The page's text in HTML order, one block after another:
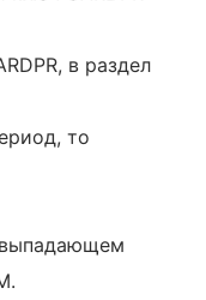
в раздел
то
выпадающем